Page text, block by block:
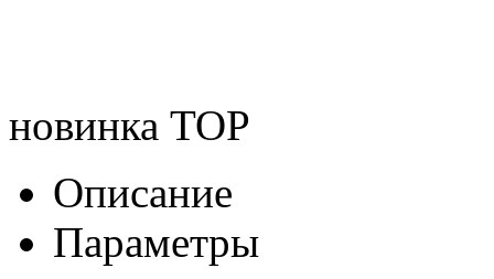
новинка TOP
Описание
Параметры